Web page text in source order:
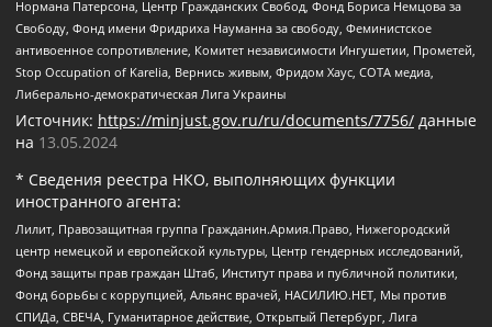
Нормана Патерсона, Центр Гражданских Свобод, Фонд Бориса Немцова за
Свободу, Фонд имени Фридриха Науманна за свободу, Феминистское
антивоенное сопротивление, Комитет независимости Ингушетии, Прометей,
Stop Occupation of Karelia, Вернись живым, Фридом Хаус, СОТА медиа,
Либерально-демократическая Лига Украины
Источник: https://minjust.gov.ru/ru/documents/7756/ данные
на 13.05.2024
* Сведения реестра НКО, выполняющих функции
иностранного агента:
Лилит, Правозащитная группа Гражданин.Армия.Право, Нижегородский
центр немецкой и европейской культуры, Центр гендерных исследований,
Фонд защиты прав граждан Штаб, Институт права и публичной политики,
Фонд борьбы с коррупцией, Альянс врачей, НАСИЛИЮ.НЕТ, Мы против
СПИДа, СВЕЧА, Гуманитарное действие, Открытый Петербург, Лига